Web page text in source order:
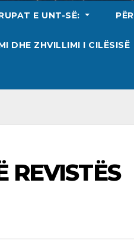
E UNT-SË:
DHE ZHVILLIMI I CILËSISË
REVISTËS